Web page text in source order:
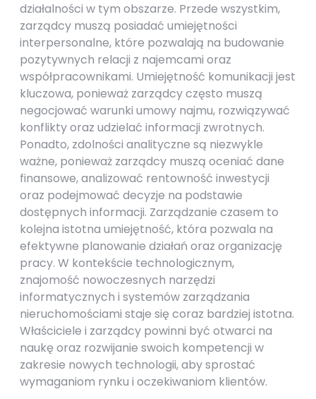
działalności w tym obszarze. Przede wszystkim,
zarządcy muszą posiadać umiejętności
interpersonalne, które pozwalają na budowanie
pozytywnych relacji z najemcami oraz
współpracownikami. Umiejętność komunikacji jest
kluczowa, ponieważ zarządcy często muszą
negocjować warunki umowy najmu, rozwiązywać
konflikty oraz udzielać informacji zwrotnych.
Ponadto, zdolności analityczne są niezwykle
ważne, ponieważ zarządcy muszą oceniać dane
finansowe, analizować rentowność inwestycji
oraz podejmować decyzje na podstawie
dostępnych informacji. Zarządzanie czasem to
kolejna istotna umiejętność, która pozwala na
efektywne planowanie działań oraz organizację
pracy. W kontekście technologicznym,
znajomość nowoczesnych narzędzi
informatycznych i systemów zarządzania
nieruchomościami staje się coraz bardziej istotna.
Właściciele i zarządcy powinni być otwarci na
naukę oraz rozwijanie swoich kompetencji w
zakresie nowych technologii, aby sprostać
wymaganiom rynku i oczekiwaniom klientów.